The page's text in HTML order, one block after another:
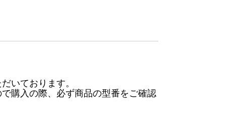
いております。
購入の際、必ず商品の型番をご確認